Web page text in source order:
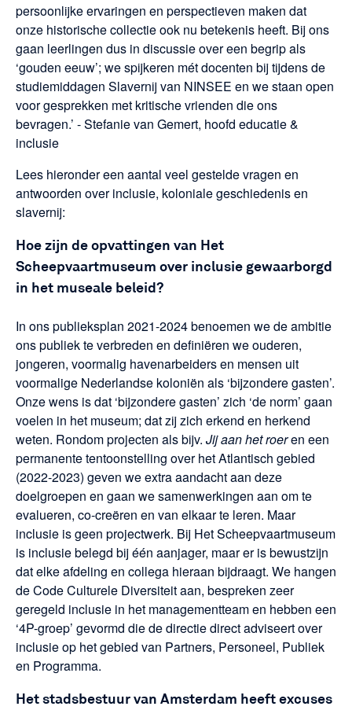
persoonlijke ervaringen en perspectieven maken dat
onze historische collectie ook nu betekenis heeft. Bij ons
gaan leerlingen dus in discussie over een begrip als
‘gouden eeuw’; we spijkeren mét docenten bij tijdens de
studiemiddagen Slavernij van NINSEE en we staan open
voor gesprekken met kritische vrienden die ons
bevragen.’ - Stefanie van Gemert, hoofd educatie &
inclusie
Lees hieronder een aantal veel gestelde vragen en
antwoorden over inclusie, koloniale geschiedenis en
slavernij:
Hoe zijn de opvattingen van Het
Scheepvaartmuseum over inclusie gewaarborgd
in het museale beleid?
In ons publieksplan 2021-2024 benoemen we de ambitie
ons publiek te verbreden en definiëren we ouderen,
jongeren, voormalig havenarbeiders en mensen uit
voormalige Nederlandse koloniën als ‘bijzondere gasten’.
Onze wens is dat ‘bijzondere gasten’ zich ‘de norm’ gaan
voelen in het museum; dat zij zich erkend en herkend
weten. Rondom projecten als bijv. Jij aan het roeren een
permanente tentoonstelling over het Atlantisch gebied
(2022-2023) geven we extra aandacht aan deze
doelgroepen en gaan we samenwerkingen aan om te
evalueren, co-creëren en van elkaar te leren. Maar
inclusie is geen projectwerk. Bij Het Scheepvaartmuseum
is inclusie belegd bij één aanjager, maar er is bewustzijn
dat elke afdeling en collega hieraan bijdraagt. We hangen
de Code Culturele Diversiteit aan, bespreken zeer
geregeld inclusie in het managementteam en hebben een
‘4P-groep’ gevormd die de directie direct adviseert over
inclusie op het gebied van Partners, Personeel, Publiek
en Programma.
Het stadsbestuur van Amsterdam heeft excuses